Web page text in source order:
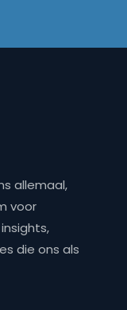
allemaal,
voor
die ons als